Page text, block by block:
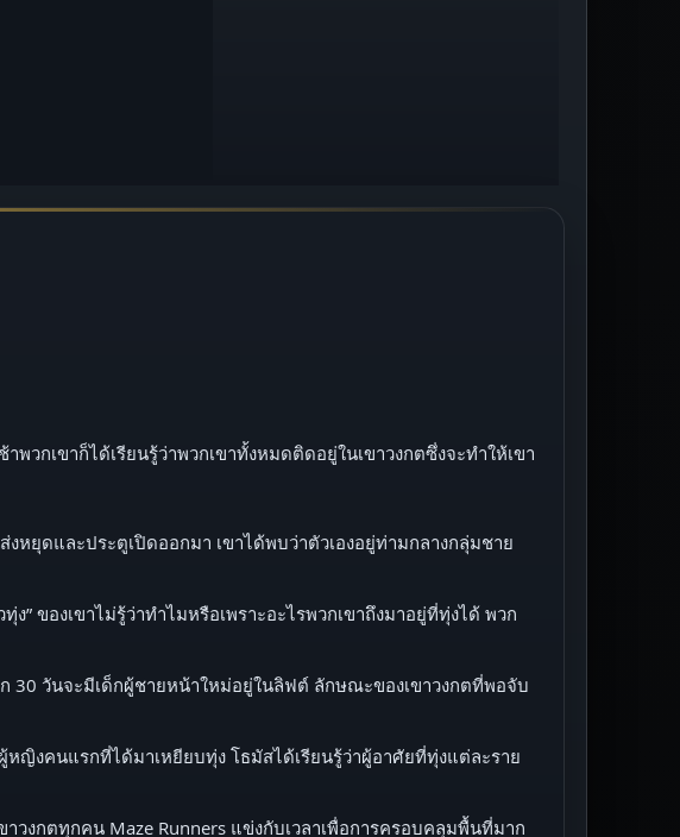
วกเขาก็ได้เรียนรู้ว่าพวกเขาทั้งหมดติดอยู่ในเขาวงกตซึ่งจะทำให้เขา
หยุดและประตูเปิดออกมา เขาได้พบว่าตัวเองอยู่ท่ามกลางกลุ่มชาย
” ของเขาไม่รู้ว่าทำไมหรือเพราะอะไรพวกเขาถึงมาอยู่ที่ทุ่งได้ พวก
30 วันจะมีเด็กผู้ชายหน้าใหม่อยู่ในลิฟต์ ลักษณะของเขาวงกตที่พอจับ
ญิงคนแรกที่ได้มาเหยียบทุ่ง โธมัสได้เรียนรู้ว่าผู้อาศัยที่ทุ่งแต่ละราย
วงกตทุกคน Maze Runners แข่งกับเวลาเพื่อการครอบคลุมพื้นที่มาก